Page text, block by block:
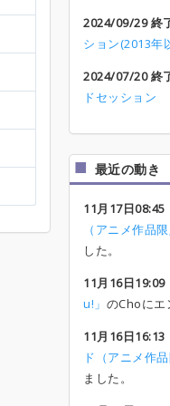
2024/09/29 終
ション(2013年
2024/07/20 終
ドセッション
最近の動き
11月17日08:45
（アニメ作品
した。
11月16日19:09
u!」 のChoにエ
11月16日16:13
ド（アニメ作
ました。